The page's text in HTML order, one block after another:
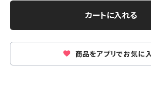
カートに入れる
商品をアプリでお気に